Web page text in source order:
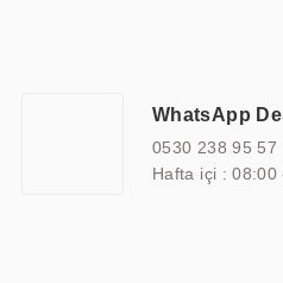
standartlarda kalite
Teknoloji, özel çözümleri ile iş
WhatsApp
0530 238 95 57
Hafta içi : 08:00